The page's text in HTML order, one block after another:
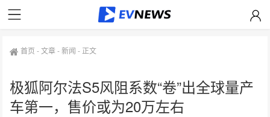
首页 -文章-新闻 - 正文
极狐阿尔法S5风阻系数“卷”出全球量产
车第一，售价或为20万左右